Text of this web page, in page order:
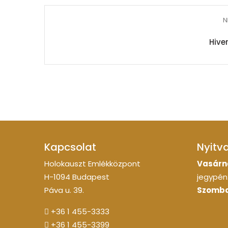
Kapcsolat
Holokauszt Emlékközpont
H-1094 Budapest
Páva u. 39.
+36 1 455-3333
+36 1 455-3399